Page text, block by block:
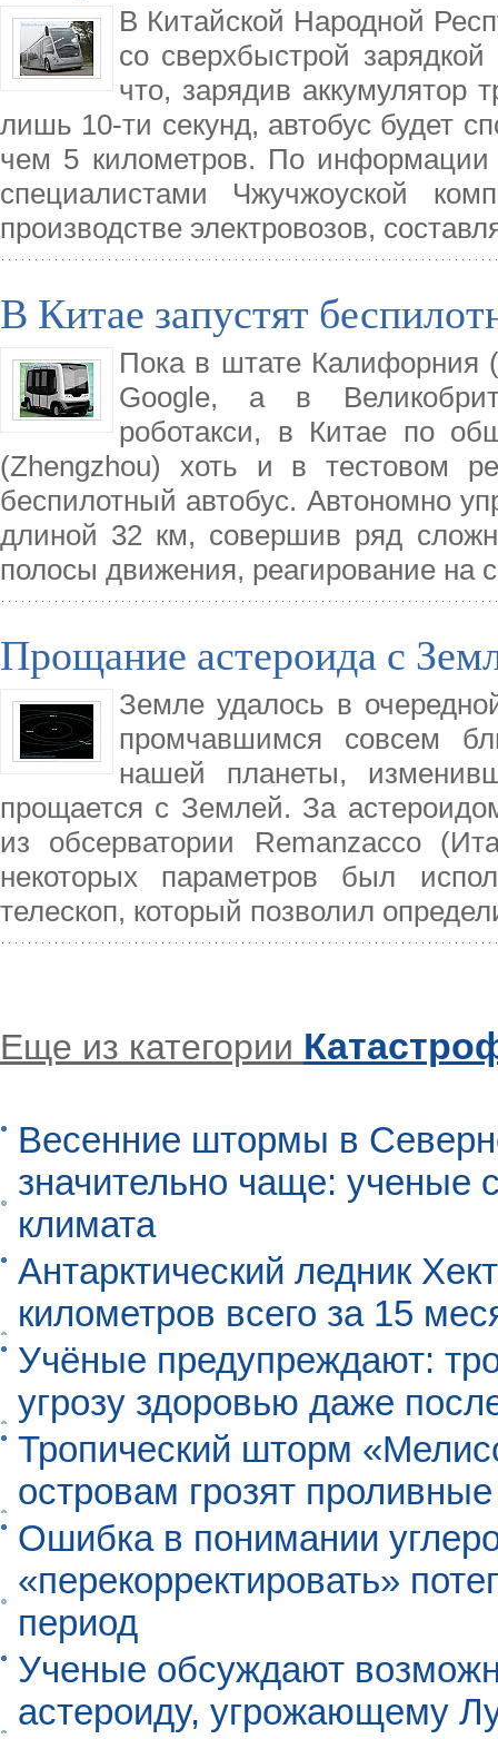
В Китайской Народной
со сверхбыстрой
что, зарядив аккумулятор
лишь 10-ти секунд, автобус будет
чем 5 километров. По информации
специалистами Чжучжоуской
производстве электровозов,
В Китае запустят
Пока в штате Калифорния
Google, а в
роботакси, в Китае по
(Zhengzhou) хоть и в тестовом
беспилотный автобус. Автономно
длиной 32 км, совершив ряд
полосы движения, реагирование на
Прощание астероида с
Земле удалось в
промчавшимся совсем
нашей планеты,
прощается с Землей. За
из обсерватории Remanzacco
некоторых параметров был
телескоп, который позволил
Еще из категории
Весенние штормы в
значительно чаще: ученые
климата
Антарктический ледник
километров всего за 15
Учёные предупреждают:
угрозу здоровью даже
Тропический шторм
островам грозят
Ошибка в понимании
«перекорректировать»
период
Ученые обсуждают
астероиду, угрожающему